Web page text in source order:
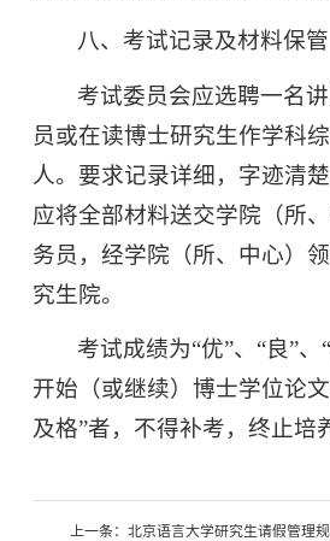
八、考试记录及材料保管
考试委员会应选聘一名
员或在读博士研究生作学科
人。要求记录详细，字迹清
应将全部材料送交学院（所
务员，经学院（所、中心）
究生院。
考试成绩为“优”、“良”
开始（或继续）博士学位论
及格”者，不得补考，终止培
上一条： 北京语言大学研究生请假管理